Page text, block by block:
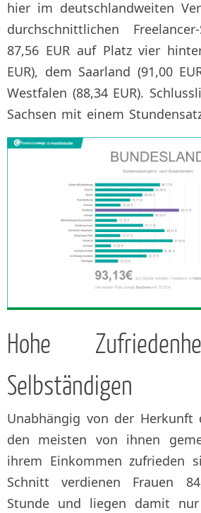
hier im deutschlandweiten
durchschnittlichen
87,56 EUR auf Platz vier
EUR), dem Saarland (91,00
Westfalen (88,34 EUR).
Sachsen mit einem
Hohe
Selbständigen
Unabhängig von der Herkunft
den meisten von ihnen
ihrem Einkommen zufrieden
Schnitt verdienen Frauen
Stunde und liegen damit